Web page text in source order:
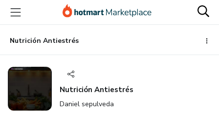
principal
página
de
página
Nutrición Antiestrés
Nutrición Antiestrés
Daniel sepulveda